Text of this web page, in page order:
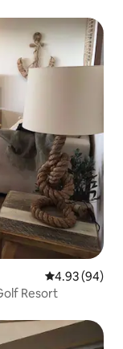
Calificación
4.93 (94)
Resort